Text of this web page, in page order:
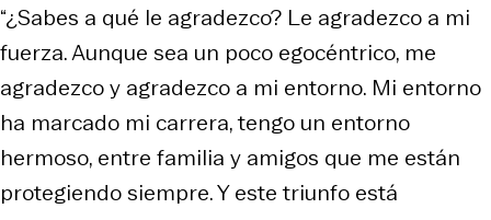
“¿Sabes a qué le agradezco? Le agradezco a mi
fuerza. Aunque sea un poco egocéntrico, me
agradezco y agradezco a mi entorno. Mi entorno
ha marcado mi carrera, tengo un entorno
hermoso, entre familia y amigos que me están
protegiendo siempre. Y este triunfo está